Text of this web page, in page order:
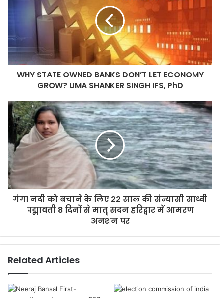
WHY STATE OWNED BANKS DON’T LET ECONOMY
GROW? UMA SHANKER SINGH IFS, PhD
गंगा नदी को बचाने के लिए 22 साल की संन्यासी साध्वी
पद्मावती 8 दिनों से मातृ सदन हरिद्वार में आमरण
अनशन पर
Related Articles